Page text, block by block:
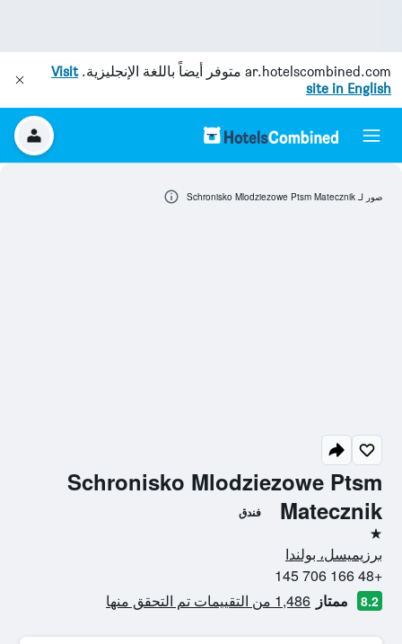
ar.hotelscombined.com متوفر أيضاً باللغة الإنجليزية.Visit
site in English
Schronisko Mlodziezowe Ptsm
Matecznik
فندق
نجمة واحدة
برزيميسل، بولندا
+48 166 706 145
8.2 ممتاز 1,486 من التقييمات تم التحقق منها
صور لـ Schronisko Mlodziezowe Ptsm Matecznik